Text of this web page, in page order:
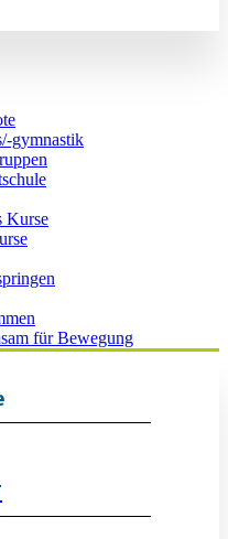
gymnastik
Kurse
für Bewegung